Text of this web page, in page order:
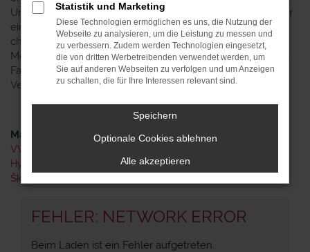
Umgang mit VW Passat Variant Gebrauchtwagen. Bevor wir
ein Fahrzeug auf die Straßen von Schwerin entlassen,
checken wir jedes noch so kleinstes Detail. In unserer
Meisterwerkstatt stellen wir sicher, dass Sie in in tadelloses
Fahrzeug steigen und erneuern bei Bedarf auch die
Verschleißteile.
Marken
VW
Hyundai
Škoda
FEHLER: NETWORK ERROR
Beim Laden ist ein Fehler aufgetreten.
Statistik und Marketing
Diese Technologien ermöglichen es uns, die Nutzung der
Webseite zu analysieren, um die Leistung zu messen und
zu verbessern. Zudem werden Technologien eingesetzt,
die von dritten Werbetreibenden verwendet werden, um
Sie auf anderen Webseiten zu verfolgen und um Anzeigen
zu schalten, die für Ihre Interessen relevant sind.
Speichern
Optionale Cookies ablehnen
Alle akzeptieren